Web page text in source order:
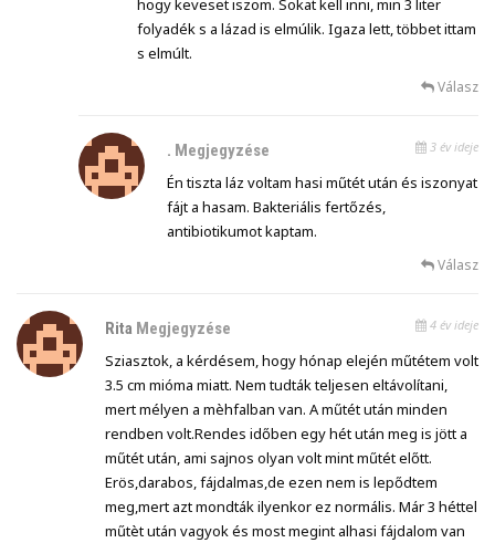
hogy keveset iszom. Sokat kell inni, min 3 liter
folyadék s a lázad is elmúlik. Igaza lett, többet ittam
s elmúlt.
Válasz
. Megjegyzése 3 év ideje
Én tiszta láz voltam hasi műtét után és iszonyat
fájt a hasam. Bakteriális fertőzés,
antibiotikumot kaptam.
Válasz
Rita Megjegyzése 4 év ideje
Sziasztok, a kérdésem, hogy hónap elején műtétem volt
3.5 cm mióma miatt. Nem tudták teljesen eltávolítani,
mert mélyen a mèhfalban van. A műtét után minden
rendben volt.Rendes időben egy hét után meg is jött a
műtét után, ami sajnos olyan volt mint műtét előtt.
Erös,darabos, fájdalmas,de ezen nem is lepődtem
meg,mert azt mondták ilyenkor ez normális. Már 3 héttel
műtèt után vagyok és most megint alhasi fájdalom van